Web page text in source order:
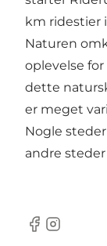
km ridestier
Naturen
oplevelse
dette
er meget
Nogle
andre
Facebook
Instagram